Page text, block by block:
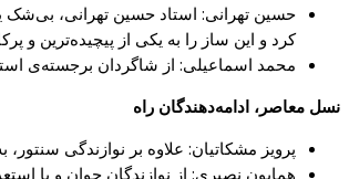
حسین تهرانی: استاد حسین تهرانی، بی‌شک
کرد و این ساز را به یکی از پیچیده‌ترین و پرکاربردترین سازهای موسیقی ایرانی
محمد اسماعیلی: از شاگردان برجسته‌ی
نسل معاصر، ادامه‌دهندگان راه
پرویز مشکاتیان: علاوه بر نوازندگی
همایون نصیری: از نوازندگان جوان و با